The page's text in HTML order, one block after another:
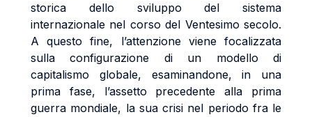
storica dello sviluppo del sistema
internazionale nel corso del Ventesimo secolo.
A questo fine, l’attenzione viene focalizzata
sulla configurazione di un modello di
capitalismo globale, esaminandone, in una
prima fase, l’assetto precedente alla prima
guerra mondiale, la sua crisi nel periodo fra le